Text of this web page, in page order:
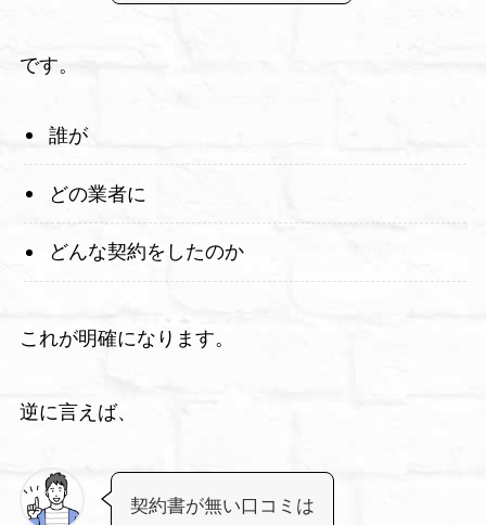
です。
誰が
どの業者に
どんな契約をしたのか
これが明確になります。
逆に言えば、
契約書が無い口コミは